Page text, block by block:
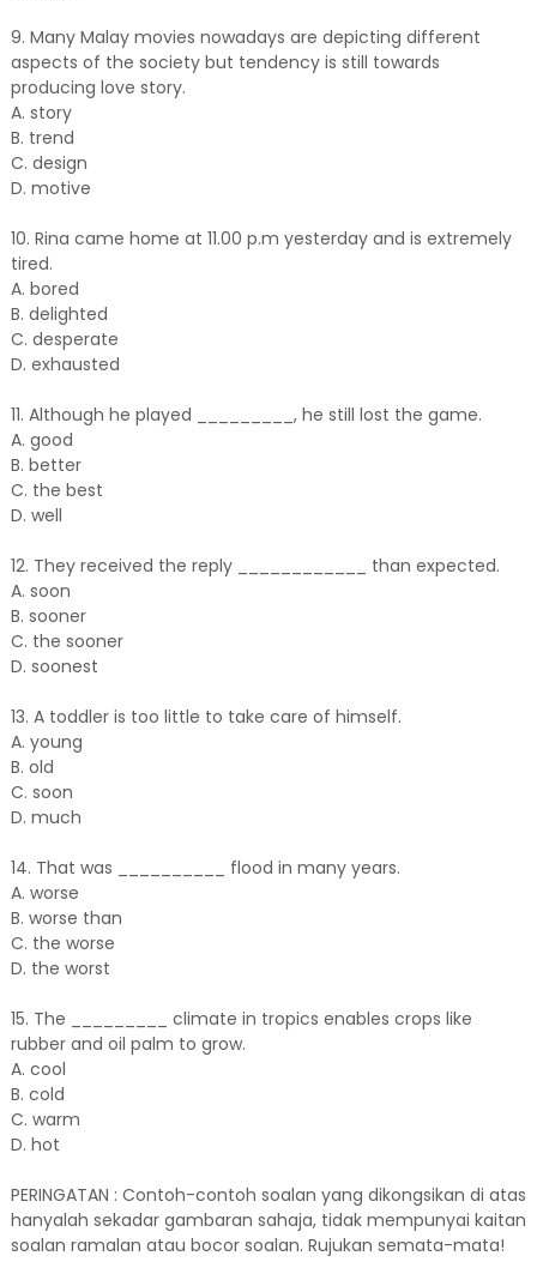
9. Many Malay movies nowadays are depicting different
aspects of the society but tendency is still towards
producing love story.
A. story
B. trend
C. design
D. motive
10. Rina came home at 11.00 p.m yesterday and is extremely
tired.
A. bored
B. delighted
C. desperate
D. exhausted
11. Although he played _________, he still lost the game.
A. good
B. better
C. the best
D. well
12. They received the reply ____________ than expected.
A. soon
B. sooner
C. the sooner
D. soonest
13. A toddler is too little to take care of himself.
A. young
B. old
C. soon
D. much
14. That was __________ flood in many years.
A. worse
B. worse than
C. the worse
D. the worst
15. The _________ climate in tropics enables crops like
rubber and oil palm to grow.
A. cool
B. cold
C. warm
D. hot
PERINGATAN : Contoh-contoh soalan yang dikongsikan di atas
hanyalah sekadar gambaran sahaja, tidak mempunyai kaitan
soalan ramalan atau bocor soalan. Rujukan semata-mata!